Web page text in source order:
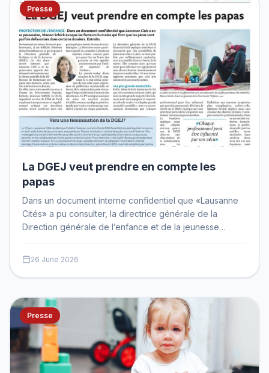
Presse
La DGEJ veut prendre en compte les
papas
Dans un document interne confidentiel que «Lausanne
Cités» a pu consulter, la directrice générale de la
Direction générale de l’enfance et de la jeunesse
26 June 2026
Presse